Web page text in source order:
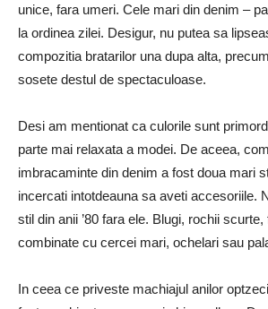
unice, fara umeri. Cele mari din denim –
la ordinea zilei. Desigur, nu putea sa
compozitia bratarilor una dupa alta,
sosete destul de spectaculoase.
Desi am mentionat ca culorile sunt
parte mai relaxata a modei. De aceea,
imbracaminte din denim a fost doua mari
incercati intotdeauna sa aveti accesoriile.
stil din anii ’80 fara ele. Blugi, rochii
combinate cu cercei mari, ochelari sau
In ceea ce priveste machiajul anilor